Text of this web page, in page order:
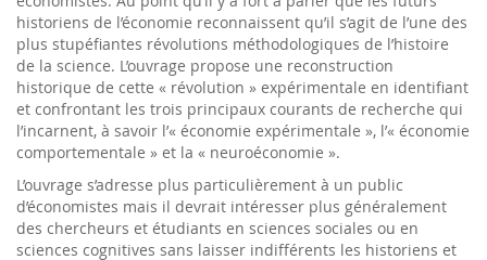
historiens de l’économie reconnaissent qu’il s’agit de l’une des
plus stupéfiantes révolutions méthodologiques de l’histoire
de la science. L’ouvrage propose une reconstruction
historique de cette « révolution » expérimentale en identifiant
et confrontant les trois principaux courants de recherche qui
l’incarnent, à savoir l’« économie expérimentale », l’« économie
comportementale » et la « neuroéconomie ».
L’ouvrage s’adresse plus particulièrement à un public
d’économistes mais il devrait intéresser plus généralement
des chercheurs et étudiants en sciences sociales ou en
sciences cognitives sans laisser indifférents les historiens et